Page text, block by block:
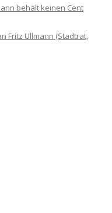
behält keinen Cent
Fritz Ullmann (Stadtrat,